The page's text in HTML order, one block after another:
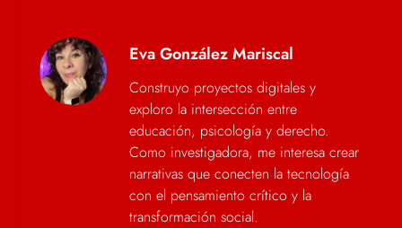
Eva González Mariscal
Construyo proyectos digitales y
exploro la intersección entre
educación, psicología y derecho.
Como investigadora, me interesa crear
narrativas que conecten la tecnología
con el pensamiento crítico y la
transformación social.